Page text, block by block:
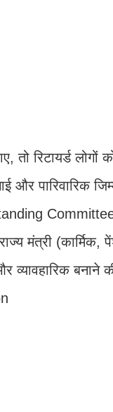
रिटायर्ड
पारिवारिक
मंत्री
व्यावहारिक